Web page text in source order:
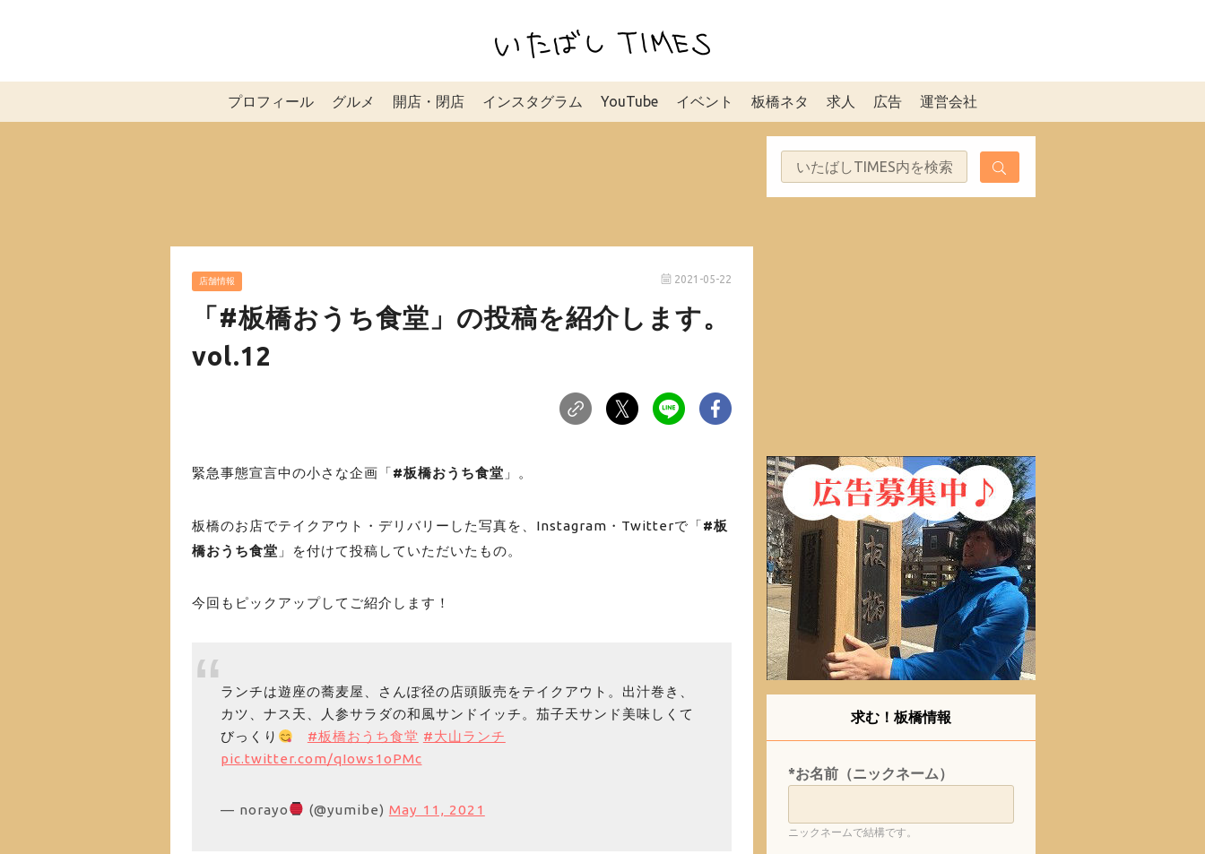
プロフィール グルメ 開店・閉店 インスタグラム YouTube イベント 板橋ネタ 求人 広告 運営会社
店舗情報 2021-05-22
「#板橋おうち食堂」の投稿を紹介します。
vol.12
緊急事態宣言中の小さな企画「#板橋おうち食堂 」。
板橋のお店でテイクアウト・デリバリーした写真を、Instagram・Twitterで「#板
橋おうち食堂 」を付けて投稿していただいたもの。
今回もピックアップしてご紹介します！
ランチは遊座の蕎麦屋、さんぽ径の店頭販売をテイクアウト。出汁巻き、
カツ、ナス天、人参サラダの和風サンドイッチ。茄子天サンド美味しくて
びっくり
#板橋おうち食堂 #大山ランチ
pic.twitter.com/qIows1oPMc
— norayo (@yumibe) May 11, 2021
求む！板橋情報
*お名前（ニックネーム）
ニックネームで結構です。